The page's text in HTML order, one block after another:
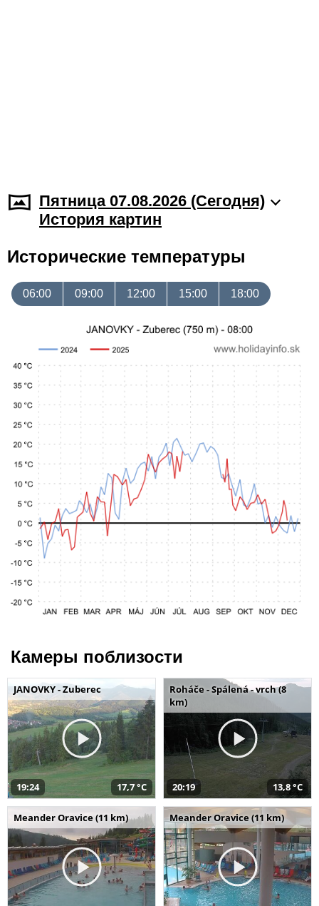
Пятница 07.08.2026 (Cегодня)
История картин
Исторические температуры
06:00 09:00 12:00 15:00 18:00
Камеры поблизости
JANOVKY - Zuberec
19:24 17,7 °C
Roháče - Spálená - vrch (8
km)
20:19 13,8 °C
Meander Oravice (11 km) Meander Oravice (11 km)